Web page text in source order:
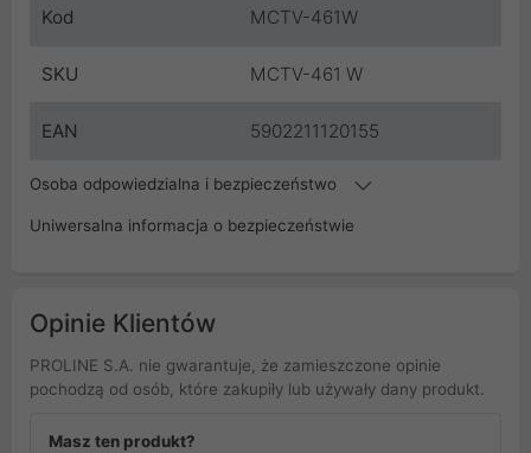
Kod MCTV-461W
SKU MCTV-461 W
EAN 5902211120155
Osoba odpowiedzialna i bezpieczeństwo
Uniwersalna informacja o bezpieczeństwie
Opinie Klientów
PROLINE S.A. nie gwarantuje, że zamieszczone opinie
pochodzą od osób, które zakupiły lub używały dany produkt.
Masz ten produkt?